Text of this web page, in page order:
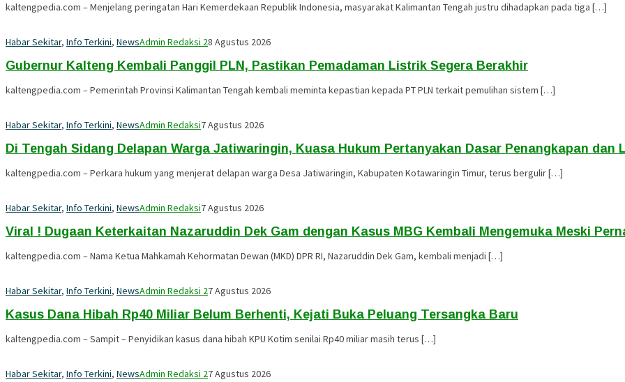
kaltengpedia.com – Menjelang peringatan Hari Kemerdekaan Republik Indonesia, masyarakat Kalimantan Tengah justru dihadapkan pada tiga […]
Habar Sekitar, Info Terkini, NewsAdmin Redaksi 28 Agustus 2026
Gubernur Kalteng Kembali Panggil PLN, Pastikan Pemadaman Listrik Segera Berakhir
kaltengpedia.com – Pemerintah Provinsi Kalimantan Tengah kembali meminta kepastian kepada PT PLN terkait pemulihan sistem […]
Habar Sekitar, Info Terkini, NewsAdmin Redaksi7 Agustus 2026
Di Tengah Sidang Delapan Warga Jatiwaringin, Kuasa Hukum Pertanyakan Dasar Penangkapan dan
kaltengpedia.com – Perkara hukum yang menjerat delapan warga Desa Jatiwaringin, Kabupaten Kotawaringin Timur, terus bergulir […]
Habar Sekitar, Info Terkini, NewsAdmin Redaksi7 Agustus 2026
Viral ! Dugaan Keterkaitan Nazaruddin Dek Gam dengan Kasus MBG Kembali Mengemuka Meski
kaltengpedia.com – Nama Ketua Mahkamah Kehormatan Dewan (MKD) DPR RI, Nazaruddin Dek Gam, kembali menjadi […]
Habar Sekitar, Info Terkini, NewsAdmin Redaksi 27 Agustus 2026
Kasus Dana Hibah Rp40 Miliar Belum Berhenti, Kejati Buka Peluang Tersangka Baru
kaltengpedia.com – Sampit – Penyidikan kasus dana hibah KPU Kotim senilai Rp40 miliar masih terus […]
Habar Sekitar, Info Terkini, NewsAdmin Redaksi 27 Agustus 2026